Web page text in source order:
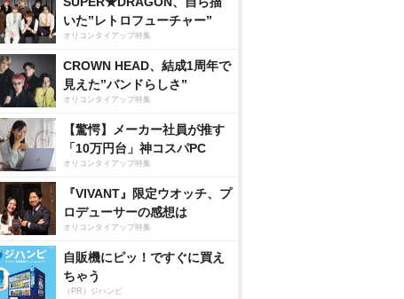
いた”レトロフューチャー”
オリコンタイアップ特集
CROWN HEAD、結成1周年で
見えた”バンドらしさ”
オリコンタイアップ特集
【驚愕】メーカー社員が推す
「10万円台」神コスパPC
オリコンタイアップ特集
『VIVANT』限定ウオッチ、プ
ロデューサーの感想は
オリコンタイアップ特集
自販機にピッ！ですぐに買え
ちゃう
（PR）ジハンピ